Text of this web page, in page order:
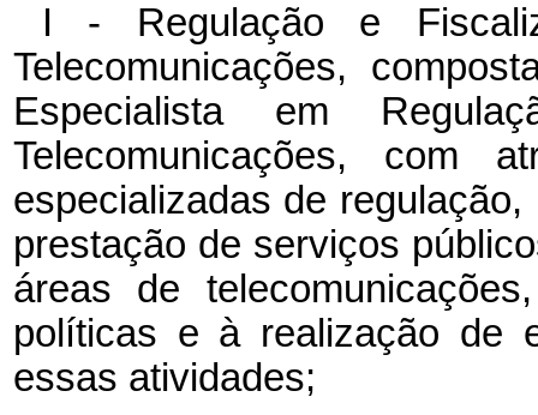
I - Regulação e
Telecomunicações,
Especialista em
Telecomunicações, com
especializadas de
prestação de serviços
áreas de
políticas e à realização de
essas atividades;